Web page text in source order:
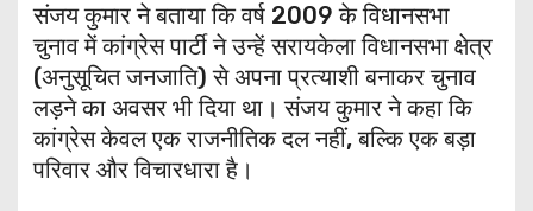
संजय कुमार ने बताया कि वर्ष 2009 के विधानसभा
चुनाव में कांग्रेस पार्टी ने उन्हें सरायकेला विधानसभा क्षेत्र
(अनुसूचित जनजाति) से अपना प्रत्याशी बनाकर चुनाव
लड़ने का अवसर भी दिया था। संजय कुमार ने कहा कि
कांग्रेस केवल एक राजनीतिक दल नहीं, बल्कि एक बड़ा
परिवार और विचारधारा है।